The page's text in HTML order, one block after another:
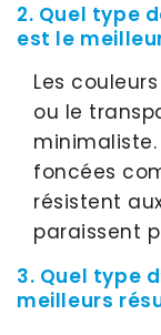
2. Quel type
est le
Les
ou le
minimaliste.
foncées
résistent
paraissent
3. Quel type
meilleurs